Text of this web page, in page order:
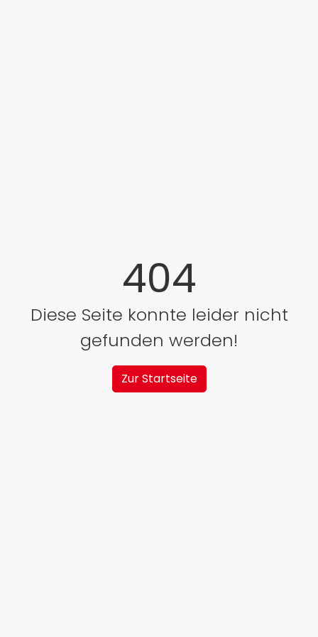
404
Diese Seite konnte leider nicht
gefunden werden!
Zur Startseite